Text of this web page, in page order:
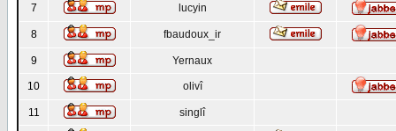
7 lucyin
8 fbaudoux_ir
9 Yernaux
10 olivî
11 singlî